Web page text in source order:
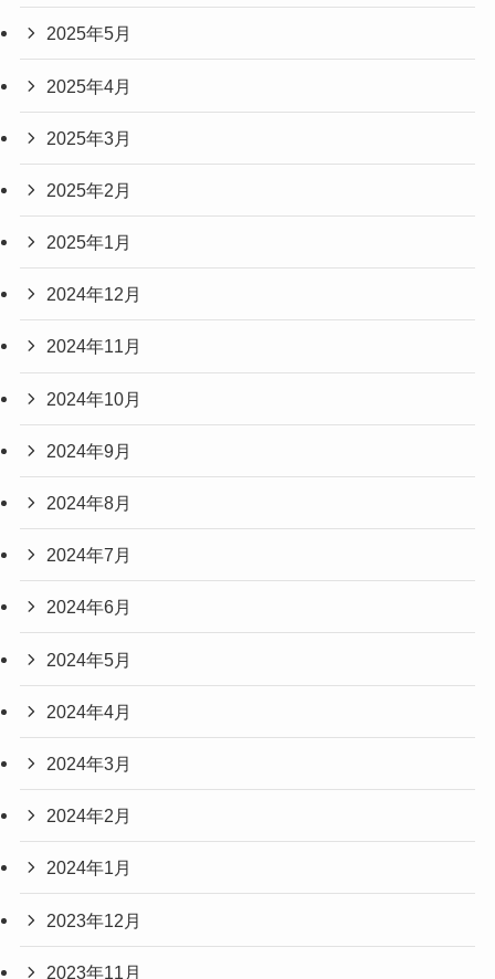
2025年5月
2025年4月
2025年3月
2025年2月
2025年1月
2024年12月
2024年11月
2024年10月
2024年9月
2024年8月
2024年7月
2024年6月
2024年5月
2024年4月
2024年3月
2024年2月
2024年1月
2023年12月
2023年11月